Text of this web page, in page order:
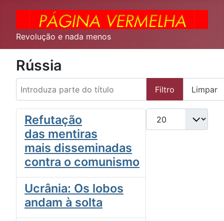
Revolução e nada menos
Rússia
Introduza parte do título
Filtro Limpar
Qtd. a exibir
Refutação
das mentiras
mais disseminadas
contra o comunismo
Ucrânia: Os lobos
andam à solta